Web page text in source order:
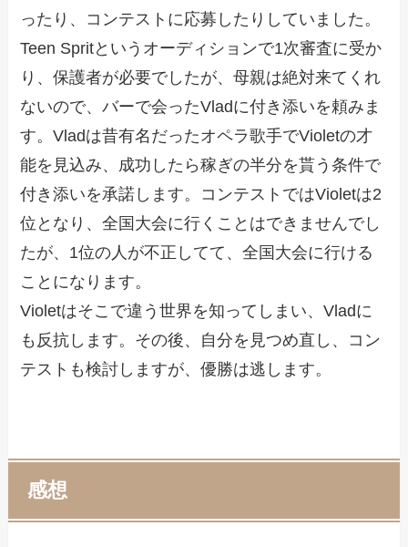
ったり、コンテストに応募したりしていました。
Teen Spritというオーディションで1次審査に受か
り、保護者が必要でしたが、母親は絶対来てくれ
ないので、バーで会ったVladに付き添いを頼みま
す。Vladは昔有名だったオペラ歌手でVioletの才
能を見込み、成功したら稼ぎの半分を貰う条件で
付き添いを承諾します。コンテストではVioletは2
位となり、全国大会に行くことはできませんでし
たが、1位の人が不正してて、全国大会に行ける
ことになります。
Violetはそこで違う世界を知ってしまい、Vladに
も反抗します。その後、自分を見つめ直し、コン
テストも検討しますが、優勝は逃します。
感想